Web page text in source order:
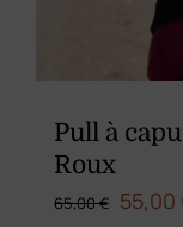
Pull à
Roux
65,00€ Le
55,00